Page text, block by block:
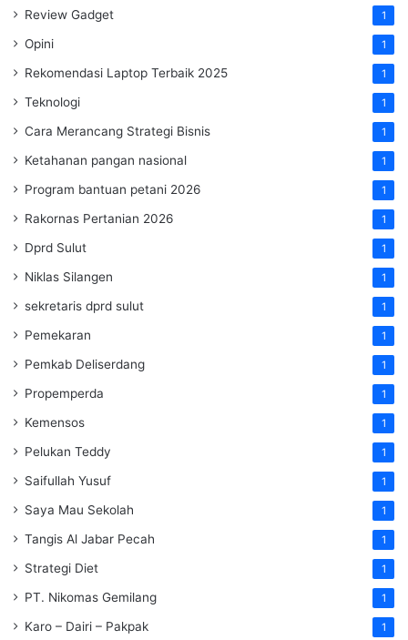
Review Gadget 1
Opini 1
Rekomendasi Laptop Terbaik 2025 1
Teknologi 1
Cara Merancang Strategi Bisnis 1
Ketahanan pangan nasional 1
Program bantuan petani 2026 1
Rakornas Pertanian 2026 1
Dprd Sulut 1
Niklas Silangen 1
sekretaris dprd sulut 1
Pemekaran 1
Pemkab Deliserdang 1
Propemperda 1
Kemensos 1
Pelukan Teddy 1
Saifullah Yusuf 1
Saya Mau Sekolah 1
Tangis Al Jabar Pecah 1
Strategi Diet 1
PT. Nikomas Gemilang 1
Karo – Dairi – Pakpak 1